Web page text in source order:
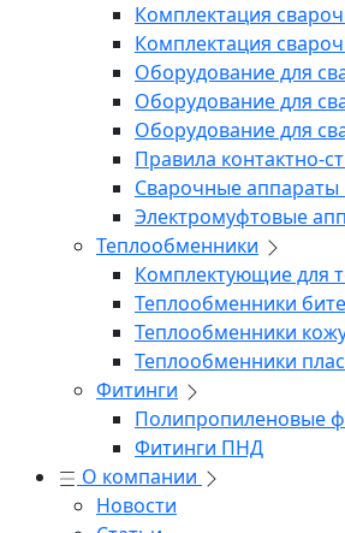
Комплектация
Комплектация
Оборудование для
Оборудование для
Оборудование для
Правила контактно-
Сварочные аппараты
Электромуфтовые
Теплообменники
Комплектующие для
Теплообменники
Теплообменники
Теплообменники
Фитинги
Полипропиленовые
Фитинги ПНД
О компании
Новости